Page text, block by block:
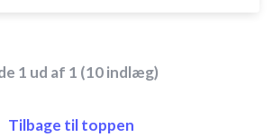
1 ud af 1 (10 indlæg)
Tilbage til toppen